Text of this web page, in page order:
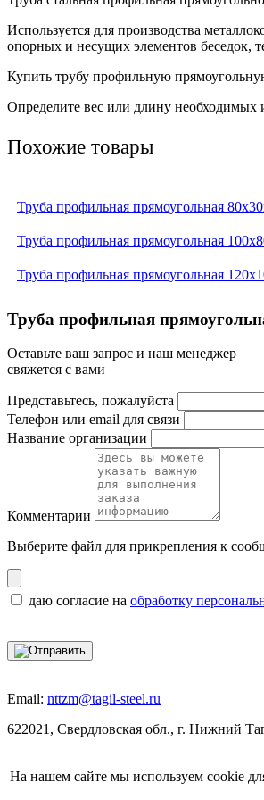
Используется для производства
опорных и несущих элементов беседок,
Купить трубу профильную
Определите вес или длину необходимых
Похожие товары
Труба профильная прямоугольная
Труба профильная прямоугольная
Труба профильная прямоугольная
Труба профильная
Оставьте ваш запрос и наш менеджер
свяжется с вами
Представьтесь, пожалуйста
Телефон или email для связи
Название организации
Комментарии
Выберите файл для прикрепления к
даю согласие на обработку
Email: nttzm@tagil-steel.ru
622021, Свердловская обл., г. Нижний
На нашем сайте мы используем cookie